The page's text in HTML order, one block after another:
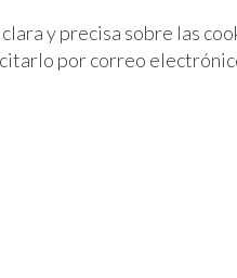
y precisa sobre las
por correo